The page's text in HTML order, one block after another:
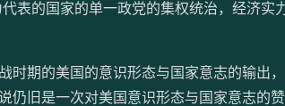
表的国家的单一政党的集权统治，经济实
时期的美国的意识形态与国家意志的输出
仍旧是一次对美国意识形态与国家意志的